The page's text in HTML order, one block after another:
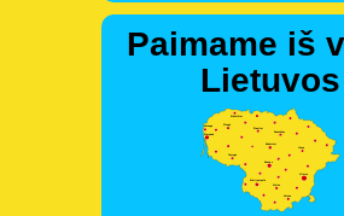
Paimame iš
Lietuvos